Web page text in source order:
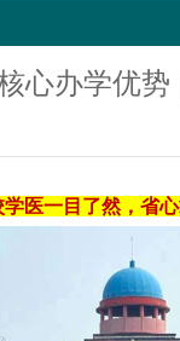
心办学优
医一目了然，省